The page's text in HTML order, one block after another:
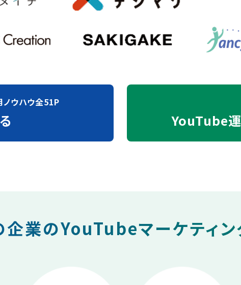
ウハウ全51P
YouTube
業のYouTubeマーケティ